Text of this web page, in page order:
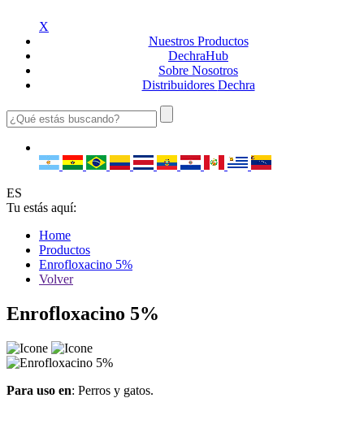
X
Nuestros Productos
DechraHub
Sobre Nosotros
Distribuidores Dechra
ES
Tu estás aquí:
Home
Productos
Enrofloxacino 5%
Volver
Enrofloxacino 5%
Para uso en: Perros y gatos.